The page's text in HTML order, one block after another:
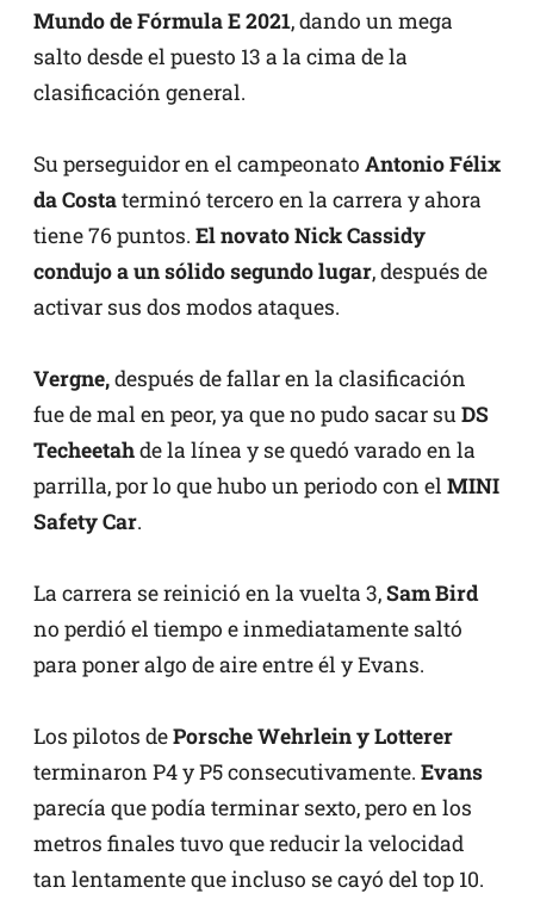
Mundo de Fórmula E 2021, dando un mega
salto desde el puesto 13 a la cima de la
clasificación general.
Su perseguidor en el campeonato Antonio Félix
da Costaterminó tercero en la carrera y ahora
tiene 76 puntos. El novato Nick Cassidy
condujo a un sólido segundo lugar, después de
activar sus dos modos ataques.
Vergne,después de fallar en la clasificación
fue de mal en peor, ya que no pudo sacar suDS
Techeetahde la línea y se quedó varado en la
parrilla, por lo que hubo un periodo con el MINI
Safety Car.
La carrera se reinició en la vuelta 3,Sam Bird
no perdió el tiempo e inmediatamente saltó
para poner algo de aire entre él y Evans.
Los pilotos dePorsche Wehrlein y Lotterer
terminaron P4 y P5 consecutivamente. Evans
parecía que podía terminar sexto, pero en los
metros finales tuvo que reducir la velocidad
tan lentamente que incluso se cayó del top 10.